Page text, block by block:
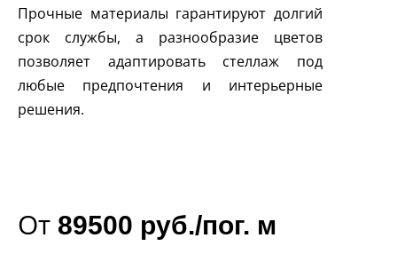
Прочные материалы гарантируют долгий
срок службы, а разнообразие цветов
позволяет адаптировать стеллаж под
любые предпочтения и интерьерные
решения.
От 89500 руб./пог. м